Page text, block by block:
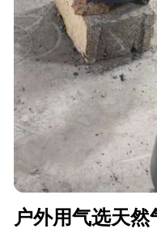
户外用气选天